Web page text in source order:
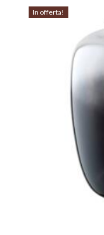
In offerta!